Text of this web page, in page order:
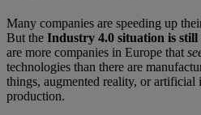
Many companies are speeding up
But the Industry 4.0 situation is still
are more companies in Europe that
technologies than there are
things, augmented reality, or artificial
production.